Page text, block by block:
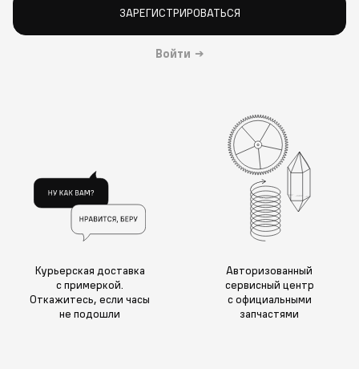
ЗАРЕГИСТРИРОВАТЬСЯ
Войти →
Курьерская доставка
с примеркой.
Откажитесь, если часы
не подошли
Авторизованный
сервисный центр
с официальными
запчастями